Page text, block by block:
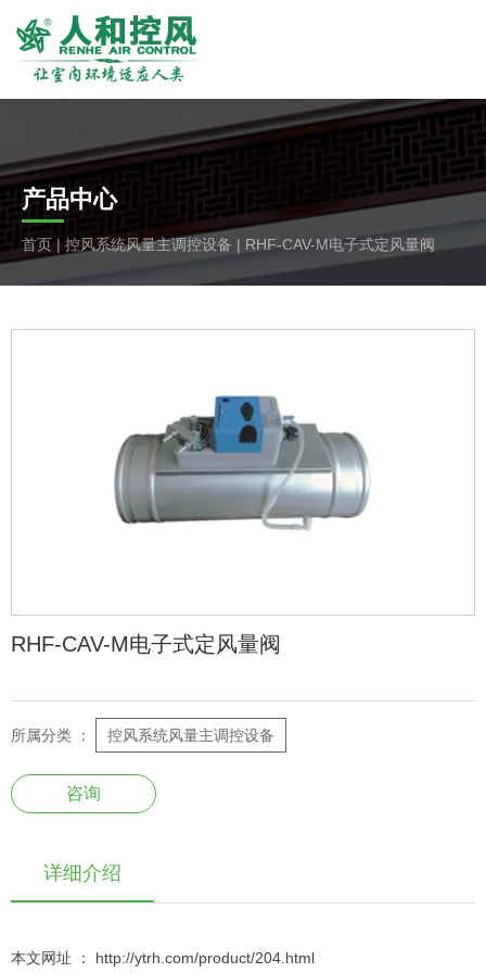
产品中心
首页|控风系统风量主调控设备 | RHF-CAV-M电子式定风量阀
RHF-CAV-M电子式定风量阀
所属分类 ： 控风系统风量主调控设备
咨询
详细介绍
本文网址 ： http://ytrh.com/product/204.html